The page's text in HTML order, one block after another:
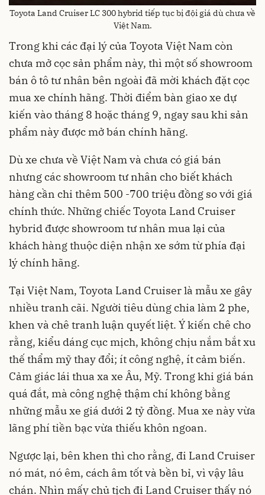
Toyota Land Cruiser LC 300 hybrid tiếp tục bị đội giá dù chưa về
Việt Nam.
Trong khi các đại lý của Toyota Việt Nam còn
chưa mở cọc sản phẩm này, thì một số showroom
bán ô tô tư nhân bên ngoài đã mời khách đặt cọc
mua xe chính hãng. Thời điểm bàn giao xe dự
kiến vào tháng 8 hoặc tháng 9, ngay sau khi sản
phẩm này được mở bán chính hãng.
Dù xe chưa về Việt Nam và chưa có giá bán
nhưng các showroom tư nhân cho biết khách
hàng cần chi thêm 500 -700 triệu đồng so với giá
chính thức. Những chiếc Toyota Land Cruiser
hybrid được showroom tư nhân mua lại của
khách hàng thuộc diện nhận xe sớm từ phía đại
lý chính hãng.
Tại Việt Nam, Toyota Land Cruiser là mẫu xe gây
nhiều tranh cãi. Người tiêu dùng chia làm 2 phe,
khen và chê tranh luận quyết liệt. Ý kiến chê cho
rằng, kiểu dáng cục mịch, không chịu nắm bắt xu
thế thẩm mỹ thay đổi; ít công nghệ, ít cảm biến.
Cảm giác lái thua xa xe Âu, Mỹ. Trong khi giá bán
quá đắt, mà công nghệ thậm chí không bằng
những mẫu xe giá dưới 2 tỷ đồng. Mua xe này vừa
lãng phí tiền bạc vừa thiếu khôn ngoan.
Ngược lại, bên khen thì cho rằng, đi Land Cruiser
nó mát, nó êm, cách âm tốt và bền bỉ, vì vậy lâu
chán. Nhìn mấy chủ tịch đi Land Cruiser thấy nó